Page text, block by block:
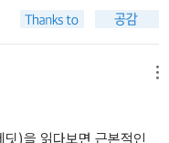
공식화되며 반페미니즘을
시기의 가장 전투적이었던
페미니즘에 비하면 지극
설한다. 앞서 포챈과 텀
이 들어갔던 저자는 이번
유색 인종들을 배척하는
는 행태를 보이고 있습니
해 좀 더 논의를 해본다
크식의 기독교 보수주의에
의가 주가 됩니다. 동시
갑작스런 시선에 당황하
일한다고 쓰여있더라. 으
래은행에서 일하시는 작
고객이고 그 분은 개인
외모에 대한 차별looki
든 종류의 차별에 반대했
재독했다. 애초에 읽기
게 알고 의문이 드는 부분
Correctness)
)을 읽다보면 근본적인